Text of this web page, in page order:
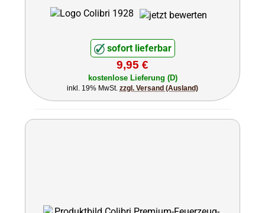
sofort lieferbar
9,95 €
kostenlose Lieferung (D)
inkl. 19% MwSt. zzgl. Versand (Ausland)